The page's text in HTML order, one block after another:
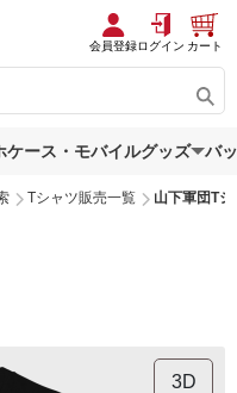
会員登録ログイン カート
ケース・モバイルグッズ バ
Tシャツ販売一覧 山下軍団T
3D